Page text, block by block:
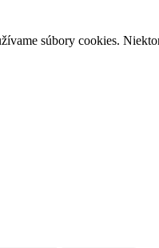
súbory cookies.